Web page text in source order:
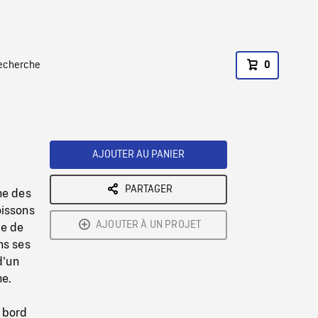
0
des
de
ses
AJOUTER AU PANIER
PARTAGER
AJOUTER À UN PROJET